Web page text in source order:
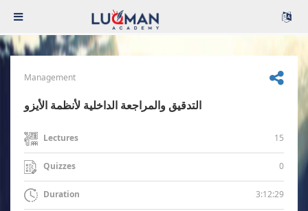
Management
التدقيق والمراجعة الداخلية لأنظمة الأيزو
Lectures 15
Quizzes 0
Duration 3:12:29